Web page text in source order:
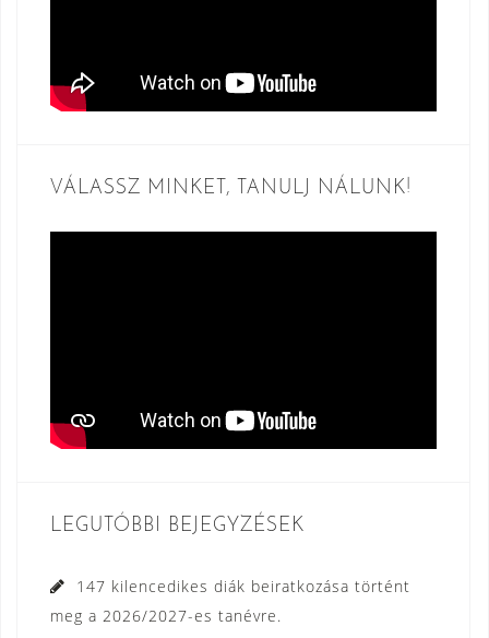
VÁLASSZ MINKET, TANULJ NÁLUNK!
LEGUTÓBBI BEJEGYZÉSEK
147 kilencedikes diák beiratkozása történt
meg a 2026/2027-es tanévre.